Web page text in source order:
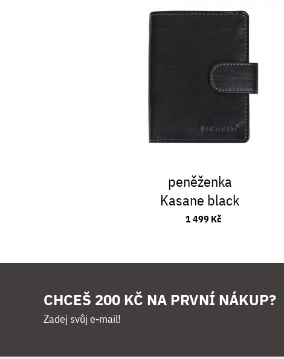
peněženka
Kasane black
1 499 Kč
CHCEŠ 200 KČ NA PRVNÍ NÁKUP?
Zadej svůj e-mail!